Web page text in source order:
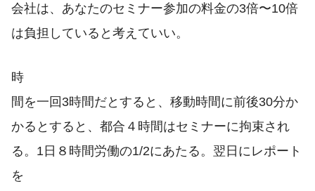
会社は、あなたのセミナー参加の料金の3倍〜10倍
は負担していると考えていい。
時
間を一回3時間だとすると、移動時間に前後30分か
かるとすると、都合４時間はセミナーに拘束され
る。1日８時間労働の1/2にあたる。翌日にレポート
を